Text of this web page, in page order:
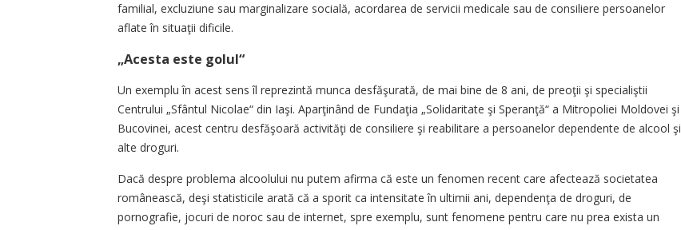
familial, excluziune sau marginalizare socială, acordarea de servicii medicale sau de consiliere persoanelor
aflate în situaţii dificile.
„Acesta este golul“
Un exemplu în acest sens îl reprezintă munca desfăşurată, de mai bine de 8 ani, de preoţii şi specialiştii
Centrului „Sfântul Nicolae“ din Iaşi. Aparţinând de Fundaţia „Solidaritate şi Speranţă“ a Mitropoliei Moldovei şi
Bucovinei, acest centru desfăşoară activităţi de consiliere şi reabilitare a persoanelor dependente de alcool şi
alte droguri.
Dacă despre problema alcoolului nu putem afirma că este un fenomen recent care afectează societatea
românească, deşi statisticile arată că a sporit ca intensitate în ultimii ani, dependenţa de droguri, de
pornografie, jocuri de noroc sau de internet, spre exemplu, sunt fenomene pentru care nu prea exista un